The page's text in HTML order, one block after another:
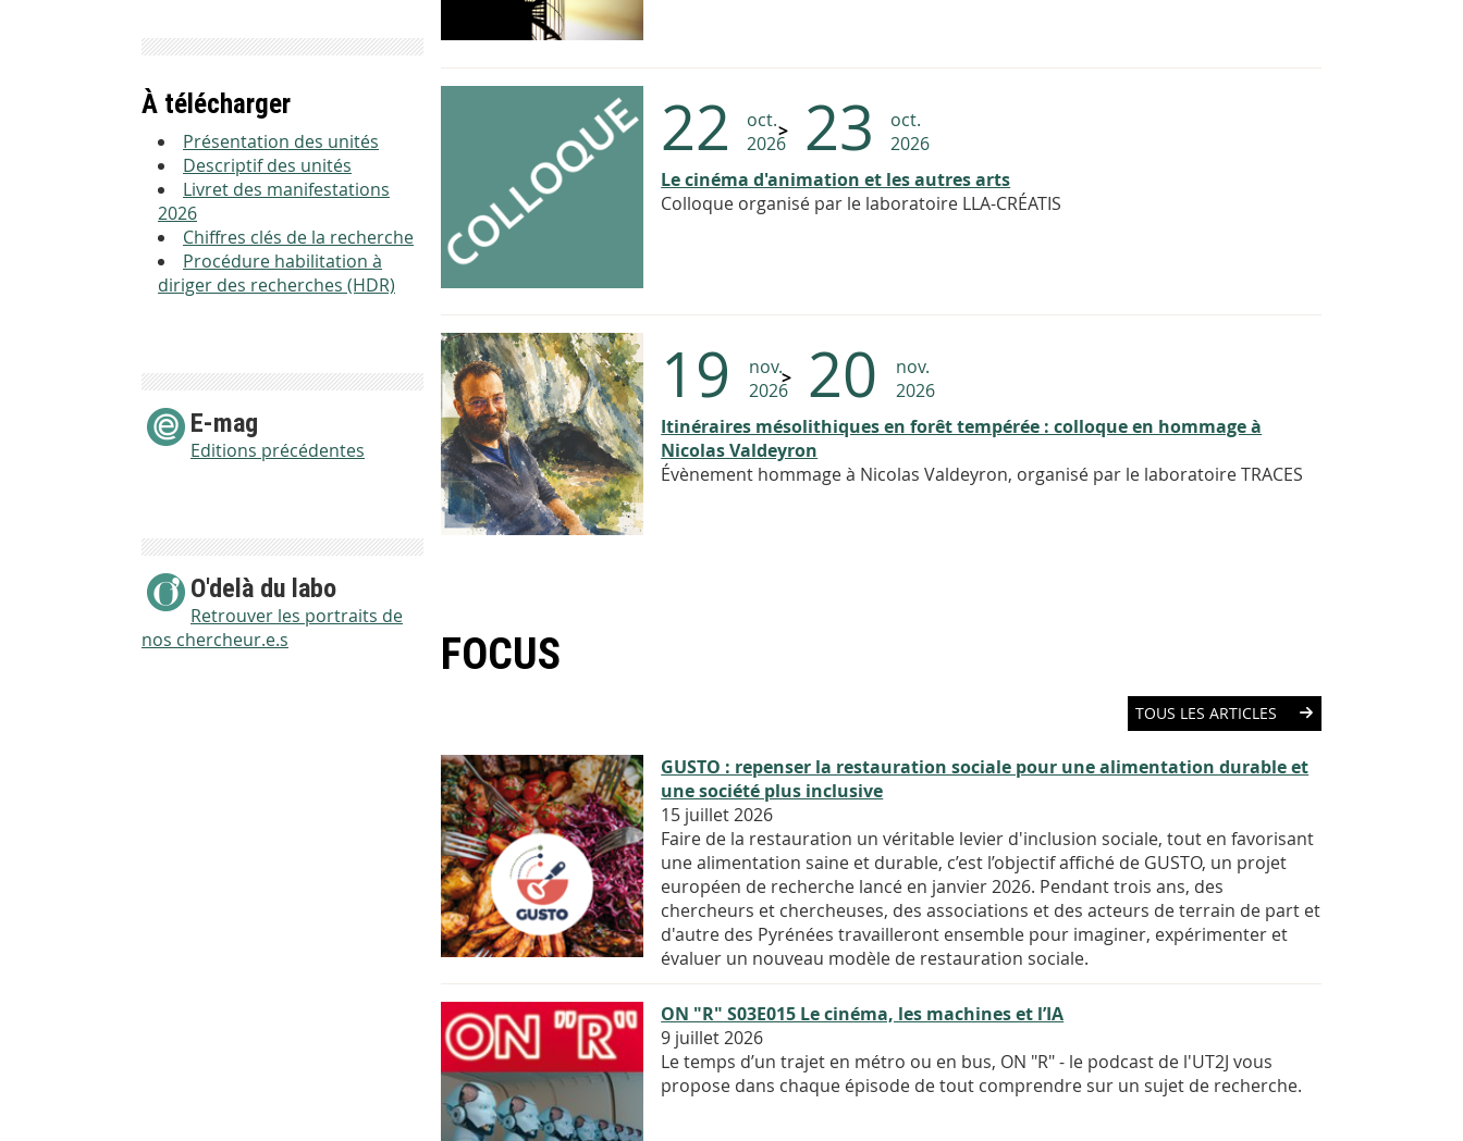
22
oct.
2026
23
oct.
2026
Le cinéma d'animation et les autres arts
Colloque organisé par le laboratoire LLA-CRÉATIS
19
nov.
2026
20
nov.
2026
Itinéraires mésolithiques en forêt tempérée : colloque en hommage à
Nicolas Valdeyron
Évènement hommage à Nicolas Valdeyron, organisé par le laboratoire TRACES
FOCUS
TOUS LES ARTICLES
GUSTO : repenser la restauration sociale pour une alimentation durable et
une société plus inclusive
15 juillet 2026
Faire de la restauration un véritable levier d'inclusion sociale, tout en favorisant
une alimentation saine et durable, c’est l’objectif affiché de GUSTO, un projet
européen de recherche lancé en janvier 2026. Pendant trois ans, des
chercheurs et chercheuses, des associations et des acteurs de terrain de part et
d'autre des Pyrénées travailleront ensemble pour imaginer, expérimenter et
évaluer un nouveau modèle de restauration sociale.
ON "R" S03E015 Le cinéma, les machines et l’IA
9 juillet 2026
Le temps d’un trajet en métro ou en bus, ON "R" - le podcast de l'UT2J vous
propose dans chaque épisode de tout comprendre sur un sujet de recherche.
À télécharger
Présentation des unités
Descriptif des unités
Livret des manifestations
2026
Chiffres clés de la recherche
Procédure habilitation à
diriger des recherches (HDR)
E-mag
Editions précédentes
O'delà du labo
Retrouver les portraits de
nos chercheur.e.s